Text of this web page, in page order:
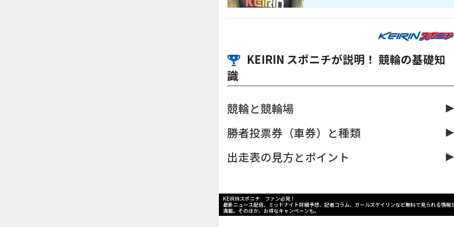
KEIRIN スポニチが説明！ 競輪の基礎知
識
競輪と競輪場
勝者投票券（車券）と種類
出走表の見方とポイント
KEIRINスポニチ ファン必見！
最新ニュース配信、ミッドナイト詳細予想、記者コラム、ガールズケイリンなど無料で見られる情報
満載。そのほか、お得なキャンペーンも。